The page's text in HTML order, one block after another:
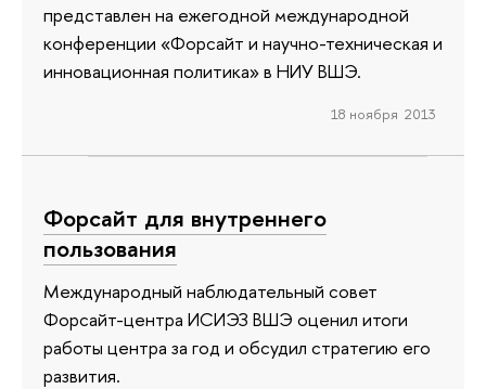
представлен на ежегодной международной
конференции «Форсайт и научно-техническая и
инновационная политика» в НИУ ВШЭ.
18 ноября 2013
Форсайт для внутреннего
пользования
Международный наблюдательный совет
Форсайт-центра ИСИЭЗ ВШЭ оценил итоги
работы центра за год и обсудил стратегию его
развития.